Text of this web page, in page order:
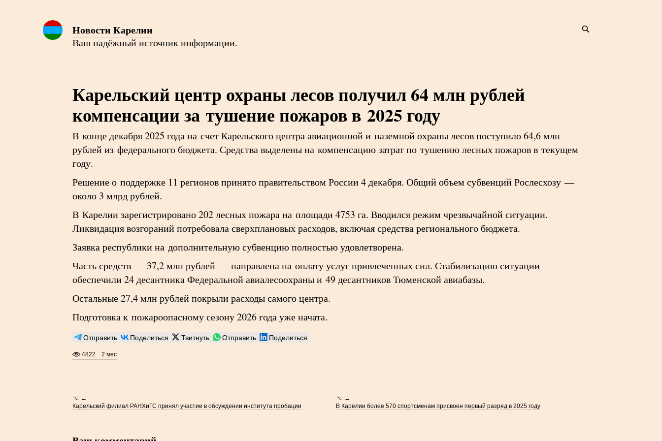
Новости Карелии
Ваш надёжный источник информации.
Карельский центр охраны лесов получил 64 млн рублей
компенсации за тушение пожаров в 2025 году
В конце декабря 2025 года на счет Карельского центра авиационной и наземной охраны лесов поступило 64,6 млн
рублей из федерального бюджета. Средства выделены на компенсацию затрат по тушению лесных пожаров в текущем
году.
Решение о поддержке 11 регионов принято правительством России 4 декабря. Общий объем субвенций Рослесхозу —
около 3 млрд рублей.
В Карелии зарегистрировано 202 лесных пожара на площади 4753 га. Вводился режим чрезвычайной ситуации.
Ликвидация возгораний потребовала сверхплановых расходов, включая средства регионального бюджета.
Заявка республики на дополнительную субвенцию полностью удовлетворена.
Часть средств — 37,2 млн рублей — направлена на оплату услуг привлеченных сил. Стабилизацию ситуации
обеспечили 24 десантника Федеральной авиалесоохраны и 49 десантников Тюменской авиабазы.
Остальные 27,4 млн рублей покрыли расходы самого центра.
Подготовка к пожароопасному сезону 2026 года уже начата.
Отправить Поделиться Твитнуть Отправить Поделиться
4822 2 мес
⌥ ←
Карельский филиал РАНХиГС принял участие в обсуждении института пробации
⌥ →
В Карелии более 570 спортсменам присвоен первый разряд в 2025 году